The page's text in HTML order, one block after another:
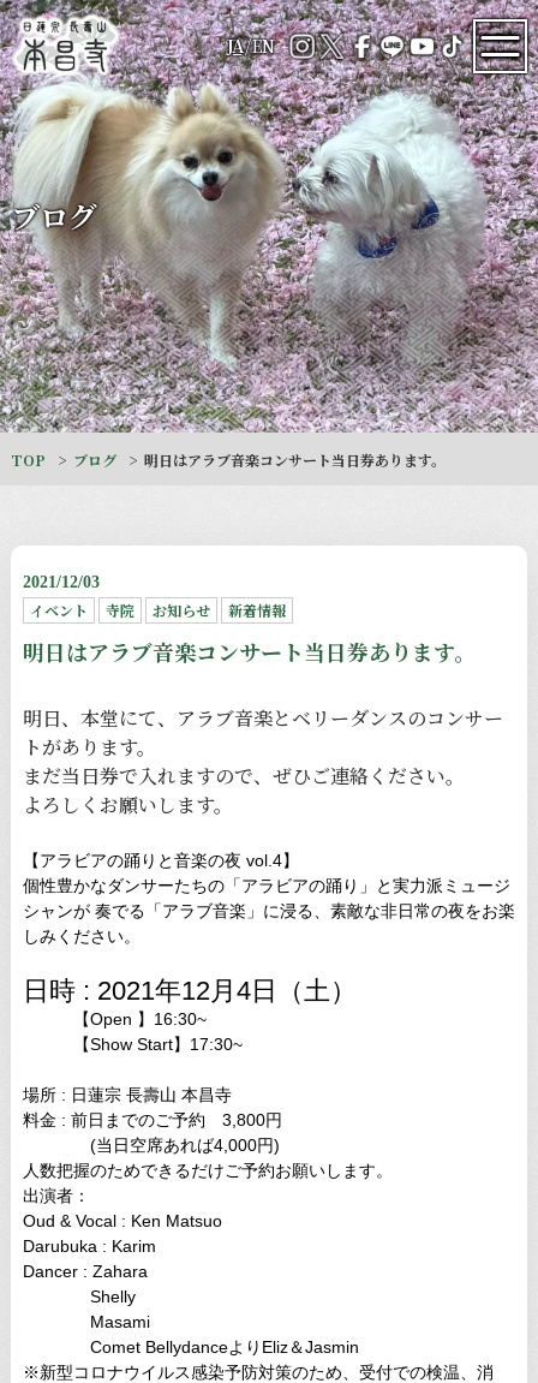
JA/EN
ブログ
TOP ブログ 明日はアラブ音楽コンサート当日券あります。
2021/12/03
イベント 寺院 お知らせ 新着情報
明日はアラブ音楽コンサート当日券あります。
明日、本堂にて、アラブ音楽とベリーダンスのコンサー
トがあります。
まだ当日券で入れますので、ぜひご連絡ください。
よろしくお願いします。
【アラビアの踊りと音楽の夜 vol.4】
個性豊かなダンサーたちの「アラビアの踊り」と実力派ミュージ
シャンが 奏でる「アラブ音楽」に浸る、素敵な非日常の夜をお楽
しみください。
日時 : 2021年12月4日（土）
【Open 】16:30~
【Show Start】17:30~
場所 : 日蓮宗 長壽山 本昌寺
料金 : 前日までのご予約 3,800円
(当日空席あれば4,000円)
人数把握のためできるだけご予約お願いします。
出演者：
Oud & Vocal : Ken Matsuo
Darubuka : Karim
Dancer : Zahara
Shelly
Masami
Comet BellydanceよりEliz＆Jasmin
※新型コロナウイルス感染予防対策のため、受付での検温、消